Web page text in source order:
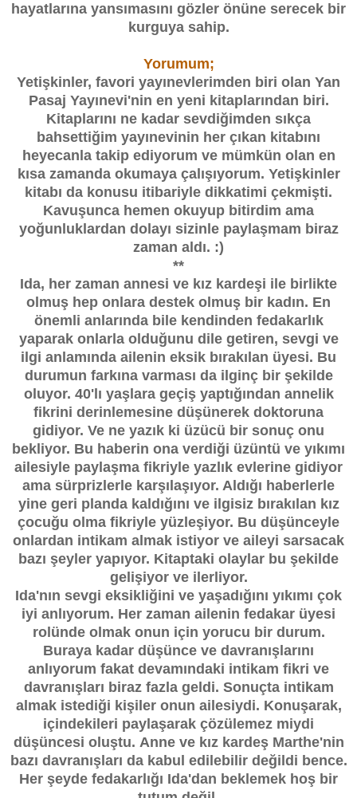
hayatlarına yansımasını gözler önüne serecek bir
kurguya sahip.
Yorumum;
Yetişkinler, favori yayınevlerimden biri olan Yan
Pasaj Yayınevi'nin en yeni kitaplarından biri.
Kitaplarını ne kadar sevdiğimden sıkça
bahsettiğim yayınevinin her çıkan kitabını
heyecanla takip ediyorum ve mümkün olan en
kısa zamanda okumaya çalışıyorum. Yetişkinler
kitabı da konusu itibariyle dikkatimi çekmişti.
Kavuşunca hemen okuyup bitirdim ama
yoğunluklardan dolayı sizinle paylaşmam biraz
zaman aldı. :)
**
Ida, her zaman annesi ve kız kardeşi ile birlikte
olmuş hep onlara destek olmuş bir kadın. En
önemli anlarında bile kendinden fedakarlık
yaparak onlarla olduğunu dile getiren, sevgi ve
ilgi anlamında ailenin eksik bırakılan üyesi. Bu
durumun farkına varması da ilginç bir şekilde
oluyor. 40'lı yaşlara geçiş yaptığından annelik
fikrini derinlemesine düşünerek doktoruna
gidiyor. Ve ne yazık ki üzücü bir sonuç onu
bekliyor. Bu haberin ona verdiği üzüntü ve yıkımı
ailesiyle paylaşma fikriyle yazlık evlerine gidiyor
ama sürprizlerle karşılaşıyor. Aldığı haberlerle
yine geri planda kaldığını ve ilgisiz bırakılan kız
çocuğu olma fikriyle yüzleşiyor. Bu düşünceyle
onlardan intikam almak istiyor ve aileyi sarsacak
bazı şeyler yapıyor. Kitaptaki olaylar bu şekilde
gelişiyor ve ilerliyor.
Ida'nın sevgi eksikliğini ve yaşadığını yıkımı çok
iyi anlıyorum. Her zaman ailenin fedakar üyesi
rolünde olmak onun için yorucu bir durum.
Buraya kadar düşünce ve davranışlarını
anlıyorum fakat devamındaki intikam fikri ve
davranışları biraz fazla geldi. Sonuçta intikam
almak istediği kişiler onun ailesiydi. Konuşarak,
içindekileri paylaşarak çözülemez miydi
düşüncesi oluştu. Anne ve kız kardeş Marthe'nin
bazı davranışları da kabul edilebilir değildi bence.
Her şeyde fedakarlığı Ida'dan beklemek hoş bir